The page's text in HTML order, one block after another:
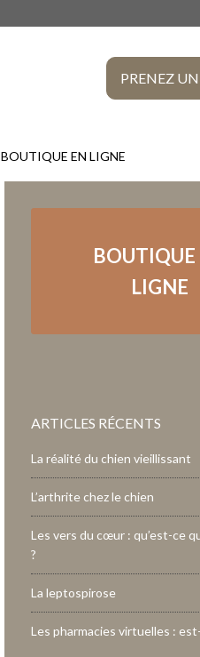
PRENEZ
BOUTIQUE EN LIGNE
BOUTIQUE
LIGNE
ARTICLES RÉCENTS
La réalité du chien vieillissant
L’arthrite chez le chien
Les vers du cœur : qu’est-ce
?
La leptospirose
Les pharmacies virtuelles :